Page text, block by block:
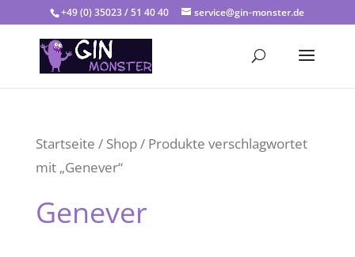
+49 (0) 35023 / 51 40 40 service@gin-monster.de
Startseite / Shop/ Produkte verschlagwortet
mit „Genever“
Genever